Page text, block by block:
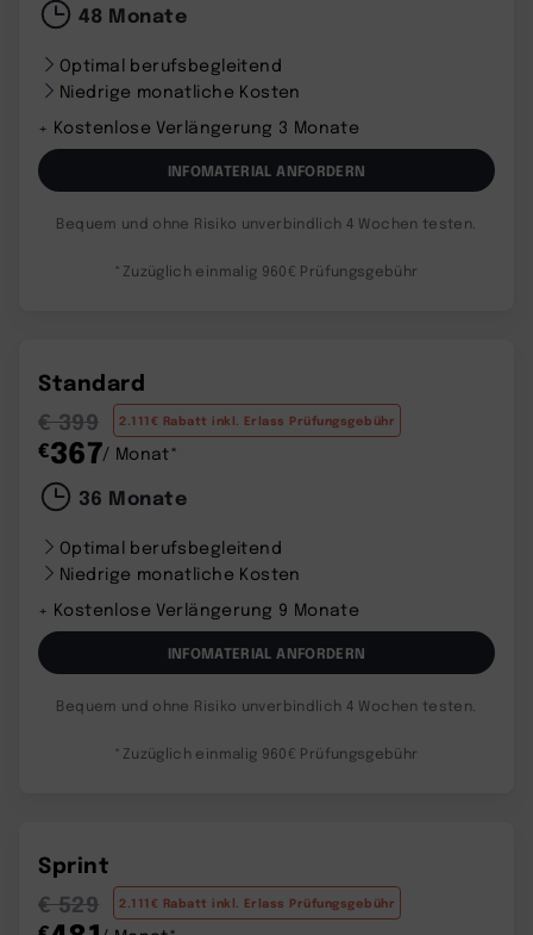
48 Monate
Optimal berufsbegleitend
Niedrige monatliche Kosten
+ Kostenlose Verlängerung 3 Monate
INFOMATERIAL ANFORDERN
Bequem und ohne Risiko unverbindlich 4 Wochen testen.
*Zuzüglich einmalig 960€ Prüfungsgebühr
Standard
€ 399
2.111€ Rabatt inkl. Erlass Prüfungsgebühr
€367/ Monat*
36 Monate
Optimal berufsbegleitend
Niedrige monatliche Kosten
+ Kostenlose Verlängerung 9 Monate
INFOMATERIAL ANFORDERN
Bequem und ohne Risiko unverbindlich 4 Wochen testen.
*Zuzüglich einmalig 960€ Prüfungsgebühr
Sprint
€ 529
2.111€ Rabatt inkl. Erlass Prüfungsgebühr